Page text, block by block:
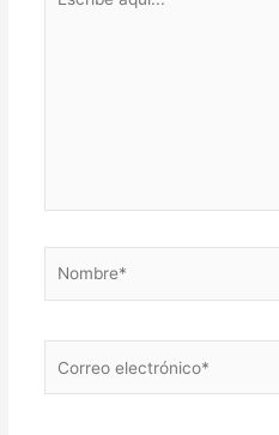
aquí...
electrónico*